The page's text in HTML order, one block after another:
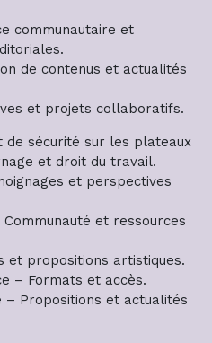
communautaire et
de contenus et actualités
et projets collaboratifs.
de sécurité sur les plateaux
et droit du travail.
et perspectives
et ressources
et propositions artistiques.
– Formats et accès.
– Propositions et actualités